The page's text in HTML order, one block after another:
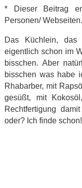
* Dieser Beitrag
Personen/ Webseiten.
Das Küchlein,
eigentlich schon im
bisschen. Aber
bisschen was habe
Rhabarber, mit
gesüßt, mit
Rechtfertigung
oder? Ich finde schon!